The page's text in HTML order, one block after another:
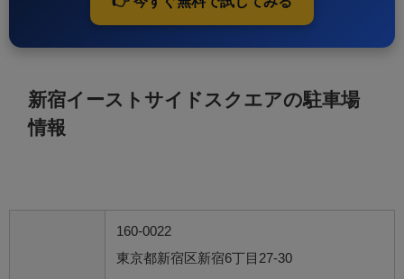
新宿イーストサイドスクエアの駐車場
情報
160-0022
東京都新宿区新宿6丁目27-30